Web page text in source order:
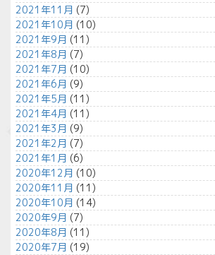
2021年11月 (7)
2021年10月 (10)
2021年9月 (11)
2021年8月 (7)
2021年7月 (10)
2021年6月 (9)
2021年5月 (11)
2021年4月 (11)
2021年3月 (9)
2021年2月 (7)
2021年1月 (6)
2020年12月 (10)
2020年11月 (11)
2020年10月 (14)
2020年9月 (7)
2020年8月 (11)
2020年7月 (19)